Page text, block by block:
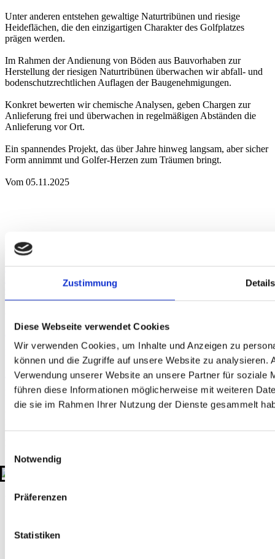
Zustimmung Details
Diese Webseite verwendet Cookies
Wir verwenden Cookies, um Inhalte und Anzeigen zu
können und die Zugriffe auf unsere Website zu analysieren.
Verwendung unserer Website an unsere Partner für soziale
führen diese Informationen möglicherweise mit weiteren
die sie im Rahmen Ihrer Nutzung der Dienste gesammelt
Notwendig
Präferenzen
Statistiken
Unter anderen entstehen gewaltige Naturtribünen und riesige
Heideflächen, die den einzigartigen Charakter des Golfplatzes
prägen werden.
Im Rahmen der Andienung von Böden aus Bauvorhaben zur
Herstellung der riesigen Naturtribünen überwachen wir abfall- und
bodenschutzrechtlichen Auflagen der Baugenehmigungen.
Konkret bewerten wir chemische Analysen, geben Chargen zur
Anlieferung frei und überwachen in regelmäßigen Abständen die
Anlieferung vor Ort.
Ein spannendes Projekt, das über Jahre hinweg langsam, aber sicher
Form annimmt und Golfer-Herzen zum Träumen bringt.
Vom 05.11.2025
Anfahrt
HamburgHannoverKarlsruhe
Neumarkt i. d.
NidderauNürnberg
Uelzen
Zertifizierungen Mitgliedschaften
Rechtliches
Impressum Datenschutzerklärung Hinweisgeber-Plattform
Kontakt
Sahlkamp 149
30179 Hannover
© 2026 GTU. Alle Rechte vorbehalten